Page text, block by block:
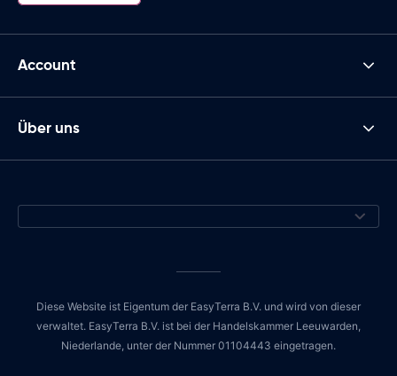
Account
Über uns
Diese Website ist Eigentum der EasyTerra B.V. und wird von dieser
verwaltet. EasyTerra B.V. ist bei der Handelskammer Leeuwarden,
Niederlande, unter der Nummer 01104443 eingetragen.